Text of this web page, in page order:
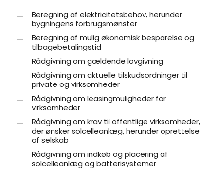
Beregning af elektricitetsbehov, herunder
bygningens forbrugsmønster
Beregning af mulig økonomisk besparelse og
tilbagebetalingstid
Rådgivning om gældende lovgivning
Rådgivning om aktuelle tilskudsordninger til
private og virksomheder
Rådgivning om leasingmuligheder for
virksomheder
Rådgivning om krav til offentlige virksomheder,
der ønsker solcelleanlæg, herunder oprettelse
af selskab
Rådgivning om indkøb og placering af
solcelleanlæg og batterisystemer